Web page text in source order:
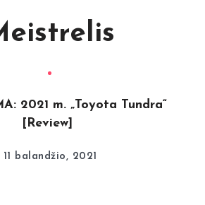
2021 m. „Toyota Tundra“
[Review]
11 balandžio, 2021